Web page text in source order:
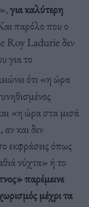
για καλύτερη
παρόλο που ο
Roy Ladurie δεν
για το
ότι «η ώρα
«η ώρα στα μισά
και δεν
εκφράσεις όπως
νύχτα» ή το
παρέμεινε
μέχρι τα